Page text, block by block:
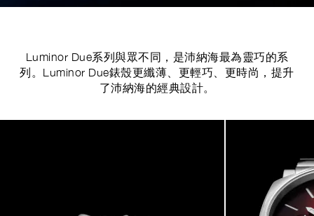
Luminor Due系列與眾不同，是沛納海最為靈巧的系
列。Luminor Due錶殼更纖薄、更輕巧、更時尚，提升
了沛納海的經典設計。
Image